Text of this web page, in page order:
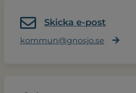
Skicka e-post
kommun@gnosjo.se